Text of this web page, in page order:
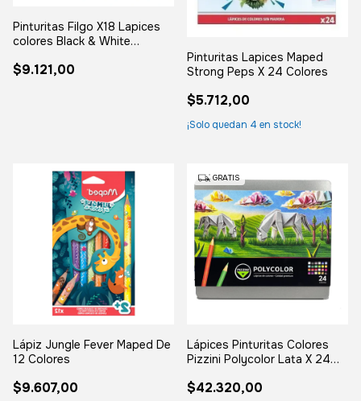
Pinturitas Filgo X18 Lapices
colores Black & White
$9.121,00
Pinturitas Lapices Maped
Strong Peps X 24 Colores
$5.712,00
¡Solo quedan 4 en stock!
Lápiz Jungle Fever Maped De
12 Colores
$9.607,00
GRATIS
Lápices Pinturitas Colores
Pizzini Polycolor Lata X 24
$42.320,00